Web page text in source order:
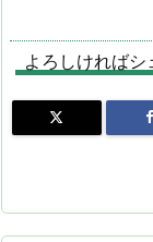
畳み式で持ち運び
も楽々、父の日ギ
よろしければ